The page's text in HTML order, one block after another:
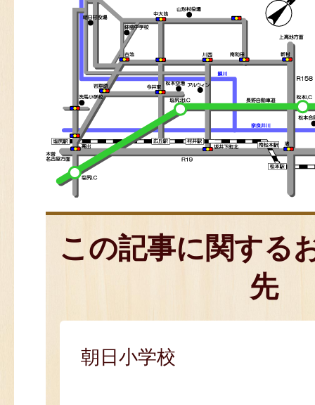
この記事に関する
先
朝日小学校